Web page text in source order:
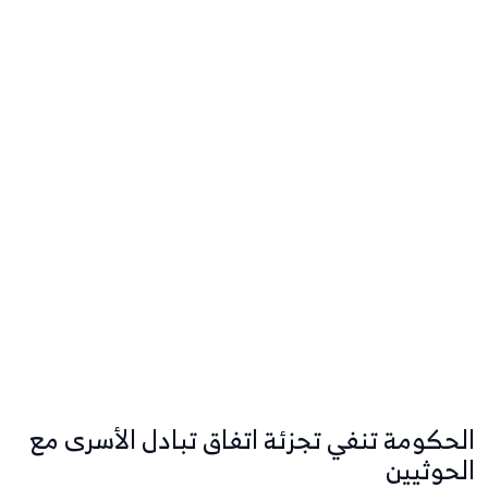
الحكومة تنفي تجزئة اتفاق تبادل الأسرى مع
الحوثيين